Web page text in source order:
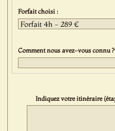
Forfait choisi :
Comment nous avez-vous connu ?
Indiquez votre itinéraire